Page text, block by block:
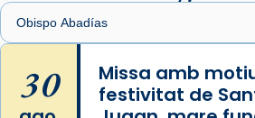
de Barcelona.
1 week ago
30
Missa amb
festivitat de